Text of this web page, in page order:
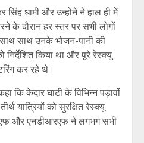
सिंह धामी और उन्होंने ने हाल ही में
के दौरान हर स्तर पर सभी लोगों
साथ उनके भोजन-पानी की
निर्देशित किया था और पूरे रेस्क्यू
कर रहे थे।
कि केदार घाटी के विभिन्न पड़ावों
यात्रियों को सुरक्षित रेस्क्यू
और एनडीआरएफ ने लगभग सभी